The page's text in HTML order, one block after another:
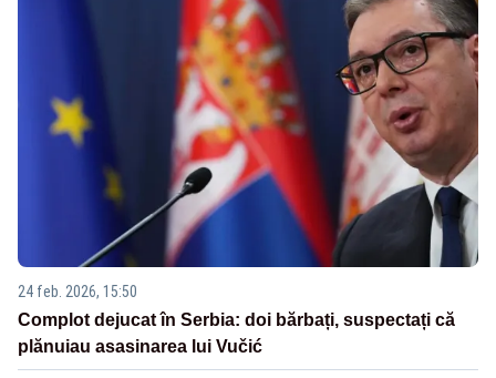
24 feb. 2026, 15:50
Complot dejucat în Serbia: doi bărbați, suspectați că
plănuiau asasinarea lui Vučić